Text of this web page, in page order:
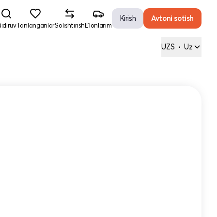
TanlanganlarSolishtirishE'lonlarim
Kirish Avtoni sotish
UZS • Uz